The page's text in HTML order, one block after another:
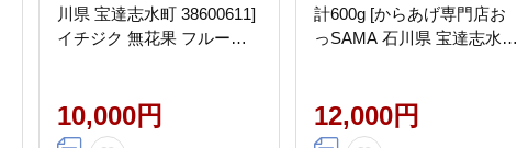
川県 宝達志水町 38600611]
イチジク 無花果 フルーツ
10,000円
計600g [からあげ専門店お
っSAMA 石川県 宝達志水町
ない 国産 セット 食べ比べ
12,000円